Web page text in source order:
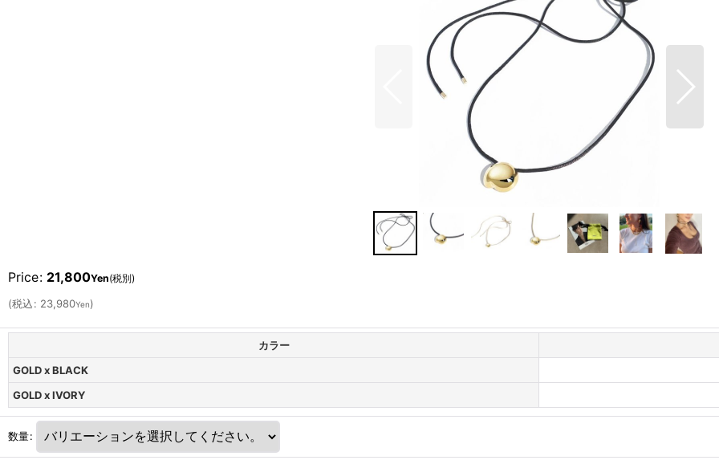
Price: 21,800Yen(税別)
(税込: 23,980Yen)
カラー
GOLD x BLACK
GOLD x IVORY
数量: